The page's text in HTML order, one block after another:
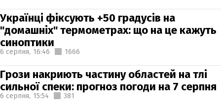
Українці фіксують +50 градусів на
"домашніх" термометрах: що на це кажуть
синоптики
6 серпня, 16:46 1666
Грози накриють частину областей на тлі
сильної спеки: прогноз погоди на 7 серпня
6 серпня, 15:54 381